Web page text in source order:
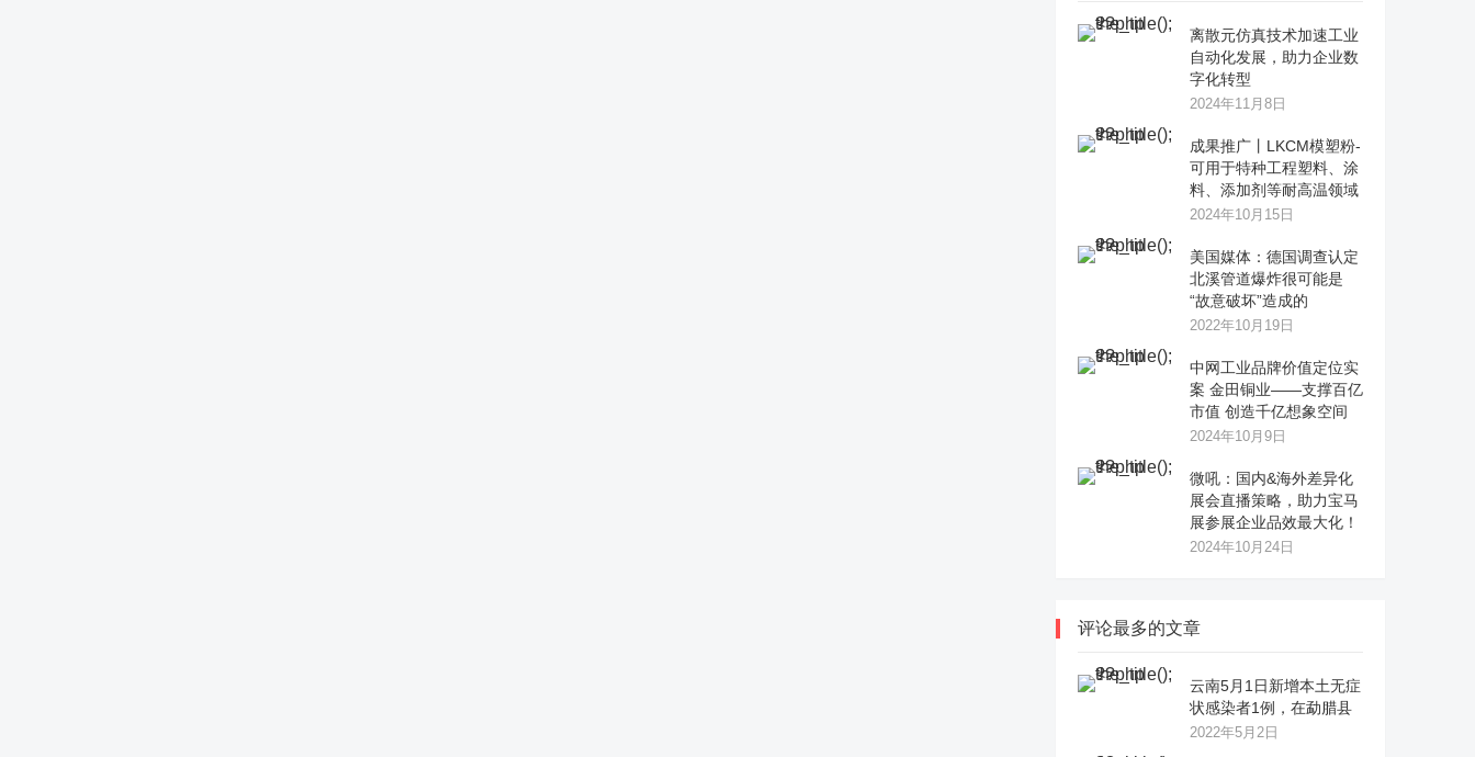
离散元仿真技术加速工业
自动化发展，助力企业数
字化转型
2024年11月8日
成果推广丨LKCM模塑粉-
可用于特种工程塑料、涂
料、添加剂等耐高温领域
2024年10月15日
美国媒体：德国调查认定
北溪管道爆炸很可能是
“故意破坏”造成的
2022年10月19日
中网工业品牌价值定位实
案 金田铜业——支撑百亿
市值 创造千亿想象空间
2024年10月9日
微吼：国内&海外差异化
展会直播策略，助力宝马
展参展企业品效最大化！
2024年10月24日
评论最多的文章
云南5月1日新增本土无症
状感染者1例，在勐腊县
2022年5月2日